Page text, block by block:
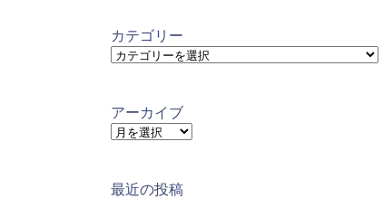
カテゴリー
カ
リ
ー
アーカイブ
ア
イ
最近の投稿